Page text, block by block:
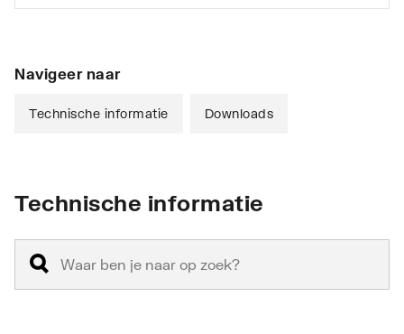
Navigeer naar
Technische informatie Downloads
Technische informatie